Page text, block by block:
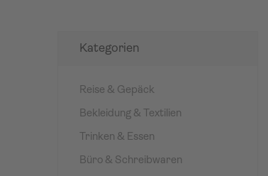
Kategorien
Reise & Gepäck
Bekleidung & Textilien
Trinken & Essen
Büro & Schreibwaren